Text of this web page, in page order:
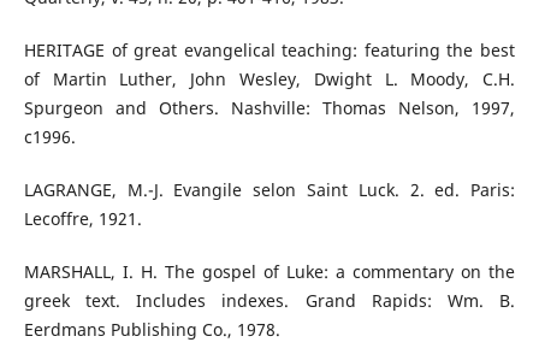
HERITAGE of great evangelical teaching: featuring the best
of Martin Luther, John Wesley, Dwight L. Moody, C.H.
Spurgeon and Others. Nashville: Thomas Nelson, 1997,
c1996.
LAGRANGE, M.-J. Evangile selon Saint Luck. 2. ed. Paris:
Lecoffre, 1921.
MARSHALL, I. H. The gospel of Luke: a commentary on the
greek text. Includes indexes. Grand Rapids: Wm. B.
Eerdmans Publishing Co., 1978.